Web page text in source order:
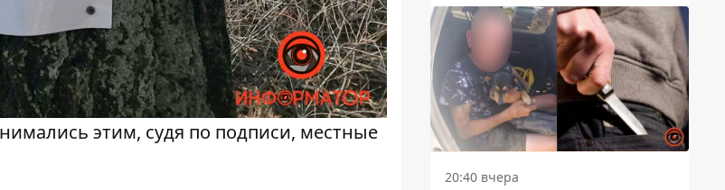
этим, судя по подписи, местные
20:40 вчера